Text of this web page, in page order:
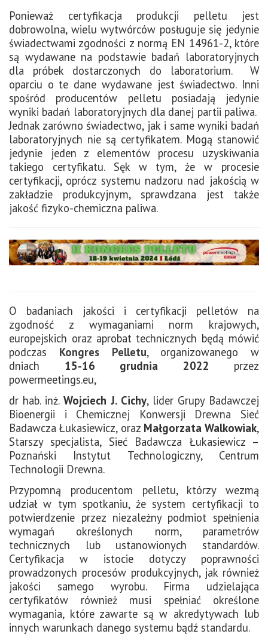
Ponieważ certyfikacja produkcji pelletu jest
dobrowolna, wielu wytwórców posługuje się jedynie
świadectwami zgodności z normą EN 14961-2, które
są wydawane na podstawie badań laboratoryjnych
dla próbek dostarczonych do laboratorium. W
oparciu o te dane wydawane jest świadectwo. Inni
spośród producentów pelletu posiadają jedynie
wyniki badań laboratoryjnych dla danej partii paliwa.
Jednak zarówno świadectwo, jak i same wyniki badań
laboratoryjnych nie są certyfikatem. Mogą stanowić
jedynie jeden z elementów procesu uzyskiwania
takiego certyfikatu. Sęk w tym, że w procesie
certyfikacji, oprócz systemu nadzoru nad jakością w
zakładzie produkcyjnym, sprawdzana jest także
jakość fizyko-chemiczna paliwa.
O badaniach jakości i certyfikacji pelletów na
zgodność z wymaganiami norm krajowych,
europejskich oraz aprobat technicznych będą mówić
podczas Kongres Pelletu, organizowanego w
dniach 15-16 grudnia 2022 przez
powermeetings.eu,
dr hab. inż.Wojciech J. Cichy, lider Grupy Badawczej
Bioenergii i Chemicznej Konwersji Drewna Sieć
Badawcza Łukasiewicz, oraz Małgorzata Walkowiak,
Starszy specjalista, Sieć Badawcza Łukasiewicz –
Poznański Instytut Technologiczny, Centrum
Technologii Drewna.
Przypomną producentom pelletu, którzy wezmą
udział w tym spotkaniu, że system certyfikacji to
potwierdzenie przez niezależny podmiot spełnienia
wymagań określonych norm, parametrów
technicznych lub ustanowionych standardów.
Certyfikacja w istocie dotyczy poprawności
prowadzonych procesów produkcyjnych, jak również
jakości samego wyrobu. Firma udzielająca
certyfikatów również musi spełniać określone
wymagania, które zawarte są w akredytywach lub
innych warunkach danego systemu bądź standardu.